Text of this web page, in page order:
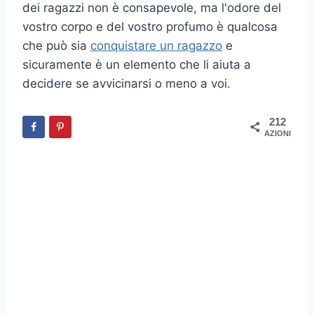
dei ragazzi non è consapevole, ma l'odore del
vostro corpo e del vostro profumo è qualcosa
che può sia conquistare un ragazzo e
sicuramente è un elemento che li aiuta a
decidere se avvicinarsi o meno a voi.
212
AZIONI